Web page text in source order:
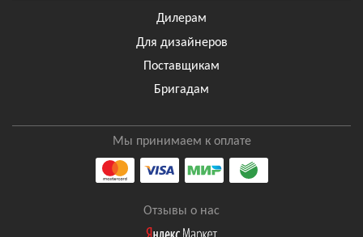
Дилерам
Для дизайнеров
Поставщикам
Бригадам
Мы принимаем к оплате
Отзывы о нас